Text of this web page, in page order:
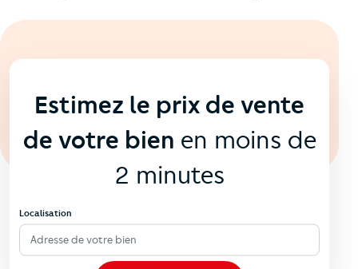
Estimez le prix de vente
de votre bien en moins de
2 minutes
Localisation
Adresse de votre bien